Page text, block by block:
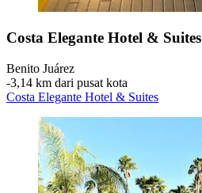
Costa Elegante Hotel & Suites
Benito Juárez
‐3,14 km dari pusat kota
Costa Elegante Hotel & Suites